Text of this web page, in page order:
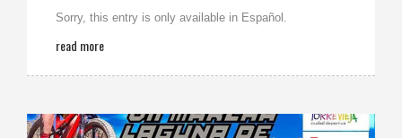
Sorry, this entry is only available in Español.
read more